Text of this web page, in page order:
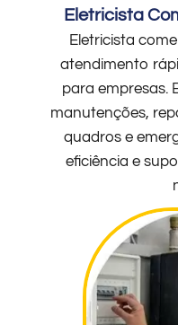
Eletricista
Eletricista
atendimento
para empresas.
manutenções,
quadros e
eficiência e